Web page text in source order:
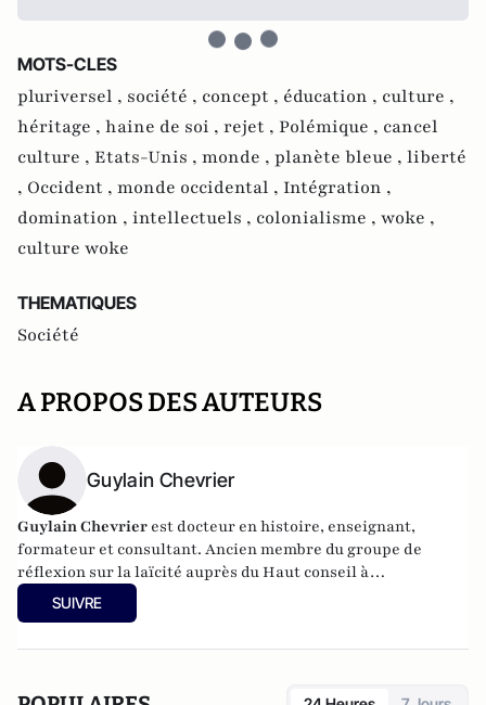
MOTS-CLES
pluriversel , société , concept , éducation , culture ,
héritage , haine de soi , rejet , Polémique , cancel
culture , Etats-Unis , monde , planète bleue , liberté
, Occident , monde occidental , Intégration ,
domination , intellectuels , colonialisme , woke ,
culture woke
THEMATIQUES
Société
A PROPOS DES AUTEURS
Guylain Chevrier
Guylain Chevrier est docteur en histoire, enseignant,
formateur et consultant. Ancien membre du groupe de
réflexion sur la laïcité auprès du Haut conseil à
l’intégration. Dernier ouvrage :
travail social,L’Harmattan, sous la direction de Guylain
SUIVRE